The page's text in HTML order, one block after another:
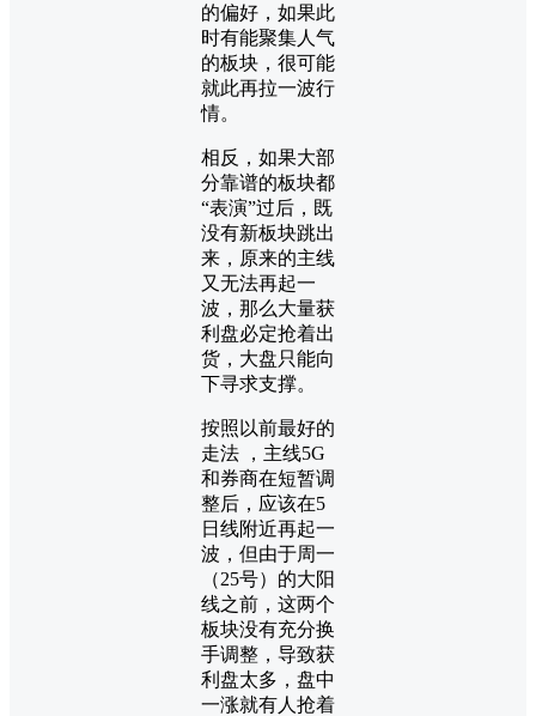
的偏好，如果此
时有能聚集人气
的板块，很可能
就此再拉一波行
情。
相反，如果大部
分靠谱的板块都
“表演”过后，既
没有新板块跳出
来，原来的主线
又无法再起一
波，那么大量获
利盘必定抢着出
货，大盘只能向
下寻求支撑。
按照以前最好的
走法 ，主线5G
和券商在短暂调
整后，应该在5
日线附近再起一
波，但由于周一
（25号）的大阳
线之前，这两个
板块没有充分换
手调整，导致获
利盘太多，盘中
一涨就有人抢着